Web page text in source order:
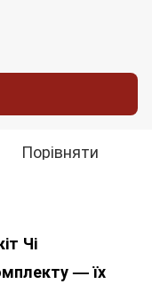
Порівняти
Чі
— їх